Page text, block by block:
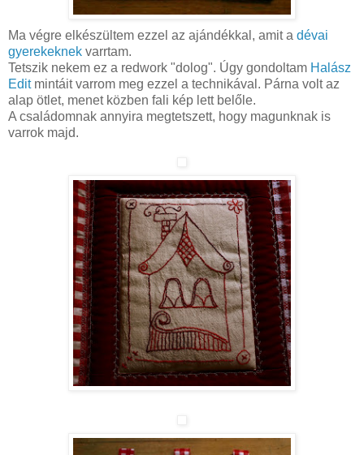
Ma végre elkészültem ezzel az ajándékkal, amit a dévai
gyerekeknek varrtam.
Tetszik nekem ez a redwork "dolog". Úgy gondoltam Halász
Edit mintáit varrom meg ezzel a technikával. Párna volt az
alap ötlet, menet közben fali kép lett belőle.
A családomnak annyira megtetszett, hogy magunknak is
varrok majd.